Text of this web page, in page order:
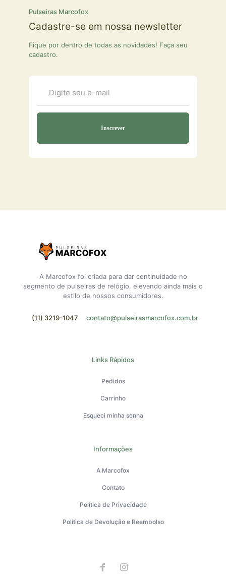
Pulseiras Marcofox
Cadastre-se em nossa newsletter
Fique por dentro de todas as novidades! Faça seu
cadastro.
A Marcofox foi criada para dar continuidade no
segmento de pulseiras de relógio, elevando ainda mais o
estilo de nossos consumidores.
(11) 3219-1047 contato@pulseirasmarcofox.com.br
Links Rápidos
Pedidos
Carrinho
Esqueci minha senha
Informações
A Marcofox
Contato
Política de Privacidade
Política de Devolução e Reembolso